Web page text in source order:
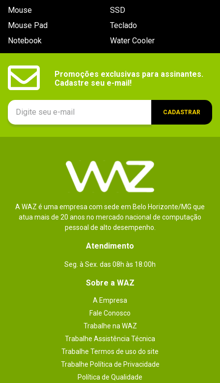
Mouse
Mouse Pad
Notebook
SSD
Teclado
Water Cooler
Promoções exclusivas para assinantes.
Cadastre seu e-mail!
CADASTRAR
A WAZ é uma empresa com sede em Belo Horizonte/MG que
atua mais de 20 anos no mercado nacional de computação
pessoal de alto desempenho.
Atendimento
Seg. à Sex. das 08h às 18:00h
Sobre a WAZ
A Empresa
Fale Conosco
Trabalhe na WAZ
Trabalhe Assistência Técnica
Trabalhe Termos de uso do site
Trabalhe Política de Privacidade
Política de Qualidade